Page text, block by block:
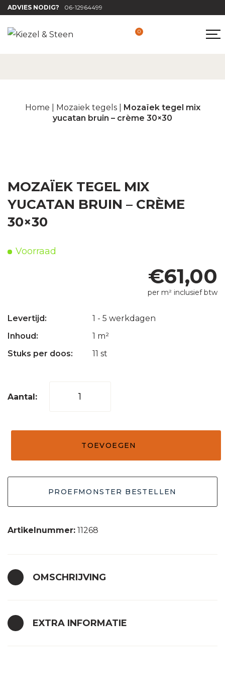
ADVIES NODIG? 06-12964499
0
Home Mozaïek tegels| Mozaïek tegel mix
yucatan bruin – crème 30×30
MOZAÏEK TEGEL MIX
YUCATAN BRUIN – CRÈME
30×30
Voorraad
€61,00
per m² inclusief btw
Levertijd:
1 - 5 werkdagen
Inhoud:
1 m²
Stuks per doos:
11 st
yucatan
-
crème
30x30
aantal
TOEVOEGEN
PROEFMONSTER BESTELLEN
Artikelnummer: 11268
OMSCHRIJVING
EXTRA INFORMATIE